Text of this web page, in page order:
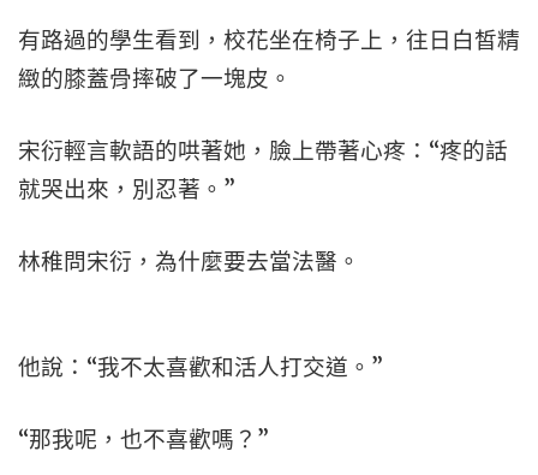
有路過的學生看到，校花坐在椅子上，往日白皙精
緻的膝蓋骨摔破了一塊皮。
宋衍輕言軟語的哄著她，臉上帶著心疼：“疼的話
就哭出來，別忍著。”
林稚問宋衍，為什麼要去當法醫。
他說：“我不太喜歡和活人打交道。”
“那我呢，也不喜歡嗎？”